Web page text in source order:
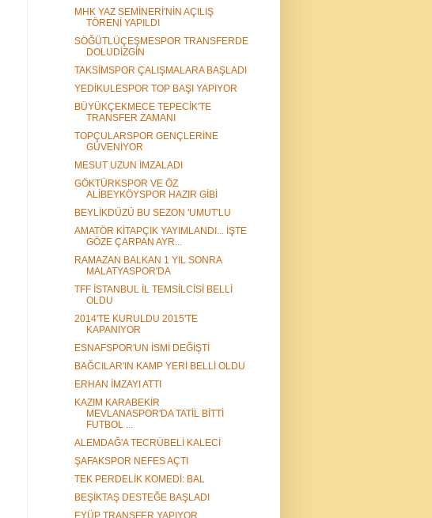
MHK YAZ SEMİNERİ'NİN AÇILIŞ
TÖRENİ YAPILDI
SÖĞÜTLÜÇEŞMESPOR TRANSFERDE
DOLUDİZGİN
TAKSİMSPOR ÇALIŞMALARA BAŞLADI
YEDİKULESPOR TOP BAŞI YAPIYOR
BÜYÜKÇEKMECE TEPECİK'TE
TRANSFER ZAMANI
TOPÇULARSPOR GENÇLERİNE
GÜVENİYOR
MESUT UZUN İMZALADI
GÖKTÜRKSPOR VE ÖZ
ALİBEYKÖYSPOR HAZIR GİBİ
BEYLİKDÜZÜ BU SEZON 'UMUT'LU
AMATÖR KİTAPÇIK YAYIMLANDI... İŞTE
GÖZE ÇARPAN AYR...
RAMAZAN BALKAN 1 YIL SONRA
MALATYASPOR'DA
TFF İSTANBUL İL TEMSİLCİSİ BELLİ
OLDU
2014'TE KURULDU 2015'TE
KAPANIYOR
ESNAFSPOR'UN İSMİ DEĞİŞTİ
BAĞCILAR'IN KAMP YERİ BELLİ OLDU
ERHAN İMZAYI ATTI
KAZIM KARABEKİR
MEVLANASPOR'DA TATİL BİTTİ
FUTBOL ...
ALEMDAĞ'A TECRÜBELİ KALECİ
ŞAFAKSPOR NEFES AÇTI
TEK PERDELİK KOMEDİ: BAL
BEŞİKTAŞ DESTEĞE BAŞLADI
EYÜP TRANSFER YAPIYOR